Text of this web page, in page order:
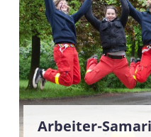
Arbeiter-